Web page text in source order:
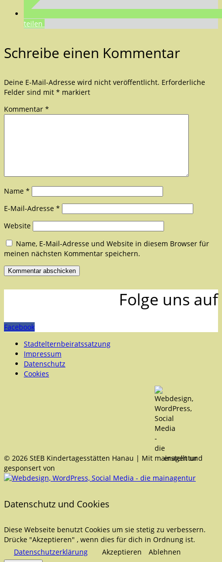
teilen
Schreibe einen Kommentar
Deine E-Mail-Adresse wird nicht veröffentlicht. Erforderliche
Felder sind mit * markiert
Kommentar *
Name *
E-Mail-Adresse *
Website
Name, E-Mail-Adresse und Website in diesem Browser für
meinen nächsten Kommentar speichern.
Folge uns auf
Facebook
Stadtelternbeiratssatzung
Impressum
Datenschutz
Cookies
© 2026 StEB Kindertagesstätten Hanau | Mit
erstellt und
gesponsert von
Datenschutz und Cookies
Diese Webseite benutzt Cookies um sie stetig zu verbessern.
Drücke "Akzeptieren" , wenn dies für dich in Ordnung ist.
Datenschutzerklärung
Akzeptieren Ablehnen